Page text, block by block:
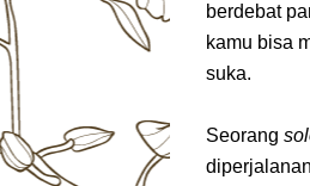
berdebat
kamu bisa
suka.
Seorang